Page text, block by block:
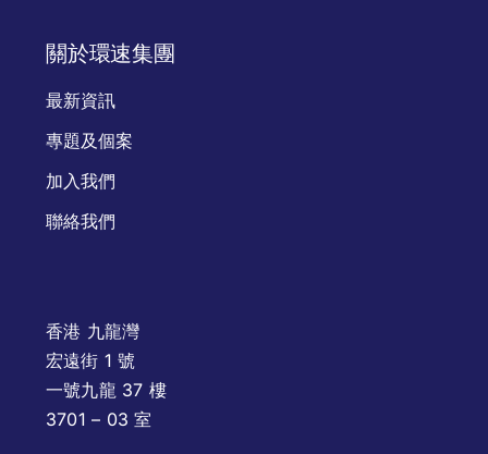
關於環速集團
最新資訊
專題及個案
加入我們
聯絡我們
香港 九龍灣
宏遠街 1 號
一號九龍 37 樓
3701 – 03 室